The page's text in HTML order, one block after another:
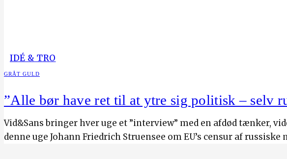
IDÉ & TRO
GRÅT GULD
”Alle bør have ret til at ytre sig politisk – selv
Vid&Sans bringer hver uge et ”interview” med en afdød tænker,
denne uge Johann Friedrich Struensee om EU’s censur af russiske